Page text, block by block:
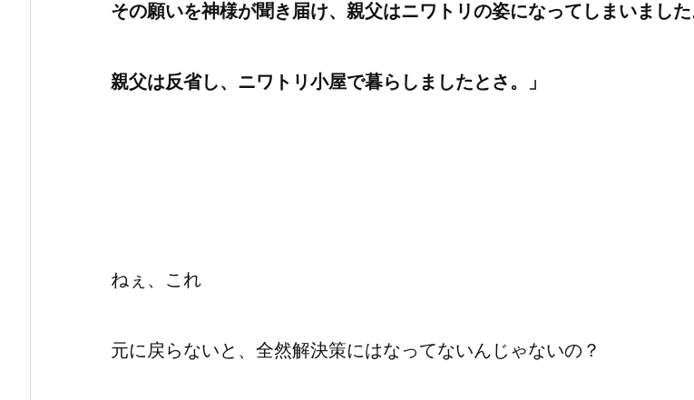
その願いを神様が聞き届け、親父はニワトリの姿になってしまいました
親父は反省し、ニワトリ小屋で暮らしましたとさ。」
ねぇ、これ
元に戻らないと、全然解決策にはなってないんじゃないの？